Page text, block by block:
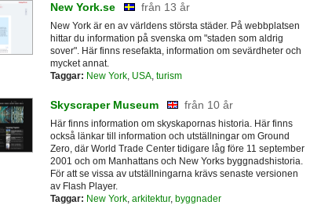
New York.se från 13 år
New York är en av världens största städer. På webbplatsen
hittar du information på svenska om "staden som aldrig
sover". Här finns resefakta, information om sevärdheter och
mycket annat.
Taggar: New York, USA, turism
Skyscraper Museum från 10 år
Här finns information om skyskapornas historia. Här finns
också länkar till information och utställningar om Ground
Zero, där World Trade Center tidigare låg före 11 september
2001 och om Manhattans och New Yorks byggnadshistoria.
För att se vissa av utställningarna krävs senaste versionen
av Flash Player.
Taggar: New York, arkitektur, byggnader